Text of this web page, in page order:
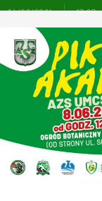
04/06/2024 13:27